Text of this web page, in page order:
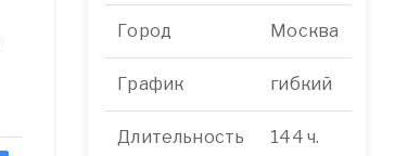
Город Москва
График гибкий
Длительность 144 ч.